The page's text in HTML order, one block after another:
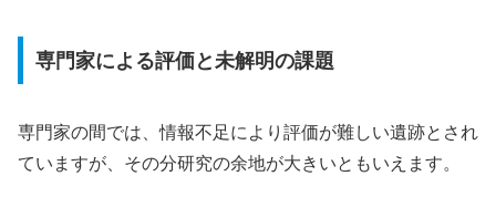
専門家による評価と未解明の課題
専門家の間では、情報不足により評価が難しい遺跡とされ
ていますが、その分研究の余地が大きいともいえます。